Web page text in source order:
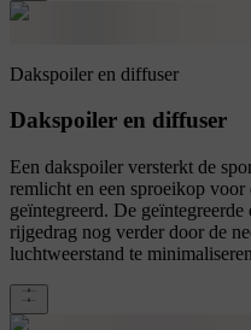
Dakspoiler en diffuser
Dakspoiler en diffuser
Een dakspoiler versterkt de
remlicht en een sproeikop
geïntegreerd. De
rijgedrag nog verder door de
luchtweerstand te